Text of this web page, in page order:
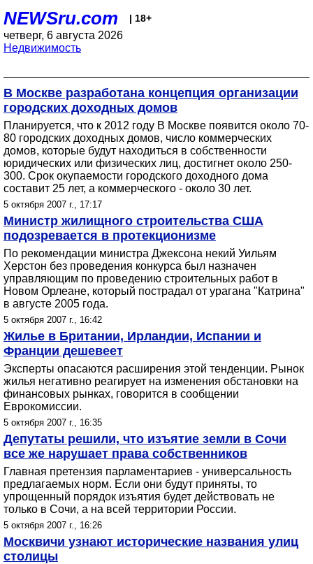
NEWSru.com | 18+
четверг, 6 августа 2026
Недвижимость
В Москве разработана концепция организации
городских доходных домов
Планируется, что к 2012 году В Москве появится около 70-
80 городских доходных домов, число коммерческих
домов, которые будут находиться в собственности
юридических или физических лиц, достигнет около 250-
300. Срок окупаемости городского доходного дома
составит 25 лет, а коммерческого - около 30 лет.
5 октября 2007 г., 17:17
Министр жилищного строительства США
подозревается в протекционизме
По рекомендации министра Джексона некий Уильям
Херстон без проведения конкурса был назначен
управляющим по проведению строительных работ в
Новом Орлеане, который пострадал от урагана "Катрина"
в августе 2005 года.
5 октября 2007 г., 16:42
Жилье в Британии, Ирландии, Испании и
Франции дешевеет
Эксперты опасаются расширения этой тенденции. Рынок
жилья негативно реагирует на изменения обстановки на
финансовых рынках, говорится в сообщении
Еврокомиссии.
5 октября 2007 г., 16:35
Депутаты решили, что изъятие земли в Сочи
все же нарушает права собственников
Главная претензия парламентариев - универсальность
предлагаемых норм. Если они будут приняты, то
упрощенный порядок изъятия будет действовать не
только в Сочи, а на всей территории России.
5 октября 2007 г., 16:26
Москвичи узнают исторические названия улиц
столицы